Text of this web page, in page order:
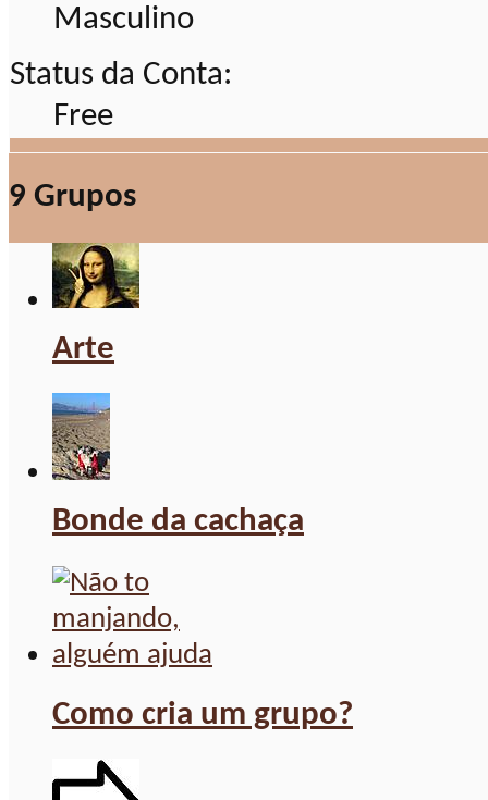
Masculino
Status da Conta:
Free
9 Grupos
Arte
Bonde da cachaça
Como cria um grupo?